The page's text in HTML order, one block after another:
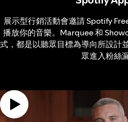
展示型行銷活動會邀請 Spotify
播放你的音樂。Marquee 和
式，都是以聽眾目標為導向所設計
眾進入粉絲